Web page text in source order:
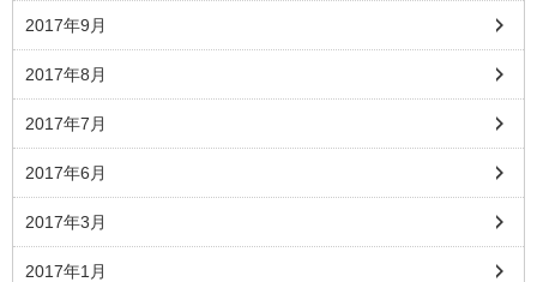
2017年9月
2017年8月
2017年7月
2017年6月
2017年3月
2017年1月